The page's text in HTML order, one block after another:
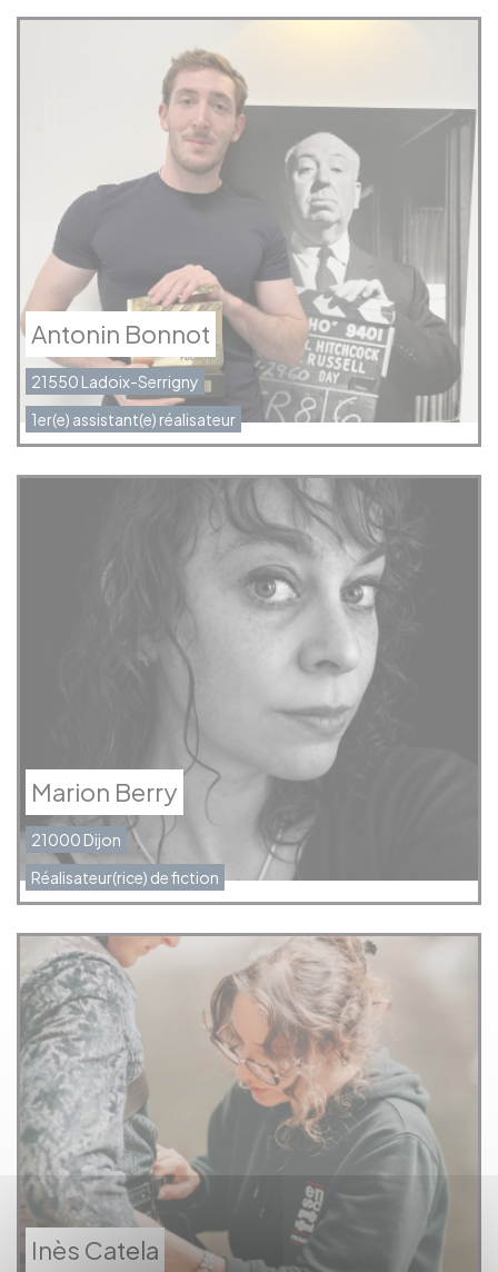
Antonin Bonnot
21550 Ladoix-Serrigny
1er(e) assistant(e) réalisateur
Marion Berry
21000 Dijon
Réalisateur(rice) de fiction
Inès Catela